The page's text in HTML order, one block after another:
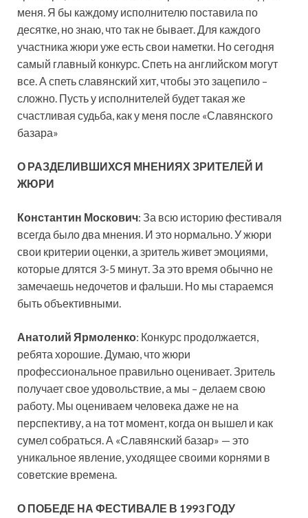
меня. Я бы каждому исполнителю поставила по
десятке, но знаю, что так не бывает. Для каждого
участника жюри уже есть свои наметки. Но сегодня
самый главный конкурс. Спеть на английском могут
все. А спеть славянский хит, чтобы это зацепило –
сложно. Пусть у исполнителей будет такая же
счастливая судьба, как у меня после «Славянского
базара»
О РАЗДЕЛИВШИХСЯ МНЕНИЯХ ЗРИТЕЛЕЙ И
ЖЮРИ
Константин Москович: За всю историю фестиваля
всегда было два мнения. И это нормально. У жюри
свои критерии оценки, а зритель живет эмоциями,
которые длятся 3-5 минут. За это время обычно не
замечаешь недочетов и фальши. Но мы стараемся
быть объективными.
Анатолий Ярмоленко: Конкурс продолжается,
ребята хорошие. Думаю, что жюри
профессиональное правильно оценивает. Зритель
получает свое удовольствие, а мы – делаем свою
работу. Мы оцениваем человека даже не на
перспективу, а на тот момент, когда он вышел и как
сумел собраться. А «Славянский базар» — это
уникальное явление, уходящее своими корнями в
советские времена.
О ПОБЕДЕ НА ФЕСТИВАЛЕ В 1993 ГОДУ